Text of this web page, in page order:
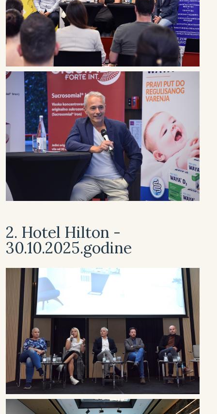
2. Hotel Hilton -
30.10.2025.godine